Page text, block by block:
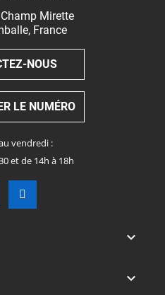
Mirette
, France
NOUS
LE NUMÉRO
vendredi :
et de 14h à 18h

